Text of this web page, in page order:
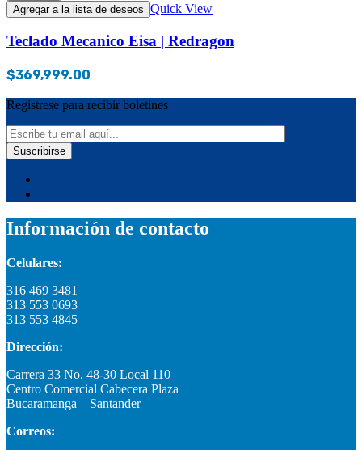
Agregar a la lista de deseos Quick View
Teclado Mecanico Eisa | Redragon
$369,999.00
Regístrese para recibir boletines
Información de contacto
Celulares:
316 469 3481
313 553 0693
313 553 4845
Dirección:
Carrera 33 No. 48-30 Local 110
Centro Comercial Cabecera Plaza
Bucaramanga – Santander
Correos: